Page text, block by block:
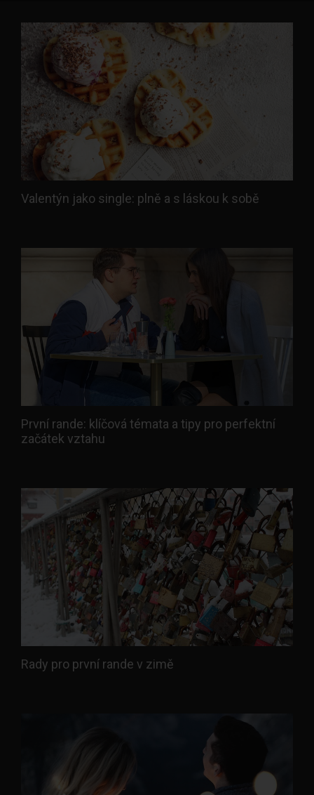
Valentýn jako single: plně a s láskou k sobě
První rande: klíčová témata a tipy pro perfektní
začátek vztahu
Rady pro první rande v zimě